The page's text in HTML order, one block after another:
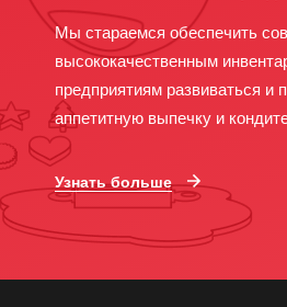
Мы стараемся обеспечить
высококачественным
предприятиям развиваться и
аппетитную выпечку и
Узнать больше